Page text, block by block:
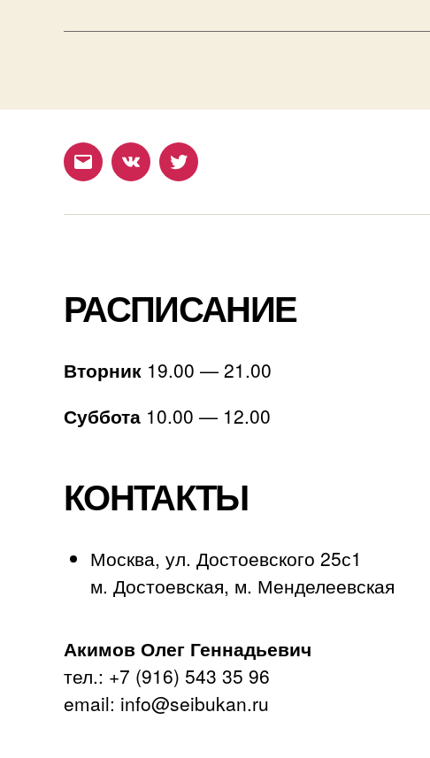
Email ВКонтакте
Twitter
РАСПИСАНИЕ
Вторник 19.00 — 21.00
Суббота 10.00 — 12.00
КОНТАКТЫ
Москва, ул. Достоевского 25с1
м. Достоевская, м. Менделеевская
Акимов Олег Геннадьевич
тел.: +7 (916) 543 35 96
email: info@seibukan.ru